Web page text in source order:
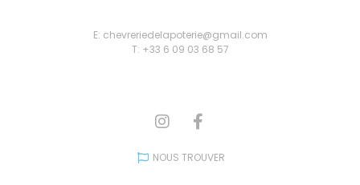
E: chevreriedelapoterie@gmail.com
T: +33 6 09 03 68 57
NOUS TROUVER